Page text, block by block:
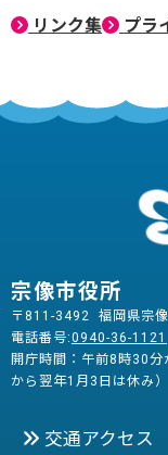
リンク集 プラ
宗像市役所
〒811-3492 福岡県宗
電話番号:0940-36-1121
開庁時間：午前8時30
から翌年1月3日は休み）
交通アクセス